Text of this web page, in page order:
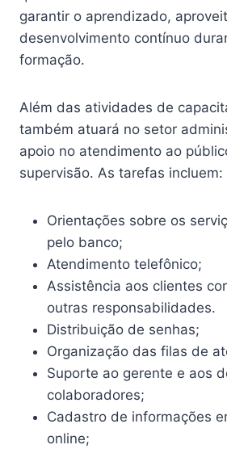
garantir o aprendizado,
desenvolvimento contínuo
formação.
Além das atividades de
também atuará no setor
apoio no atendimento ao
supervisão. As tarefas incluem:
Orientações sobre os
pelo banco;
Atendimento telefônico;
Assistência aos clientes
outras responsabilidades.
Distribuição de senhas;
Organização das filas de
Suporte ao gerente e aos
colaboradores;
Cadastro de informações
online;